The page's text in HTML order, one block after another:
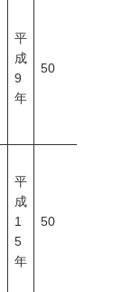
平
成
9
年
50
平
成
1
5
年
50